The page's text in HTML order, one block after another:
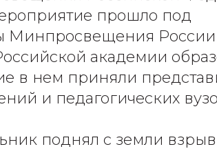
прошло под
Минпросвещения России
академии
в нем приняли
и педагогических
поднял с земли